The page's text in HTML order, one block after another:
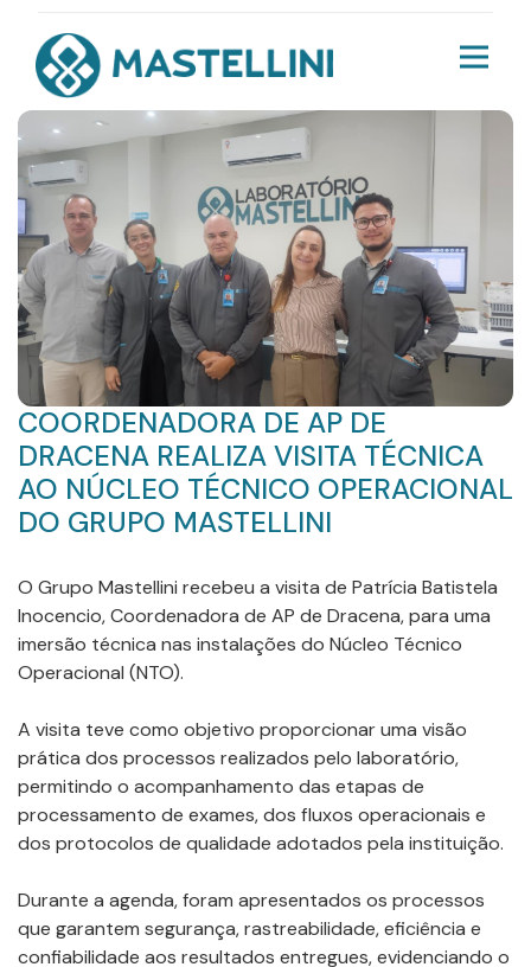
COORDENADORA DE AP DE
DRACENA REALIZA VISITA TÉCNICA
AO NÚCLEO TÉCNICO OPERACIONAL
DO GRUPO MASTELLINI
O Grupo Mastellini recebeu a visita de Patrícia Batistela
Inocencio, Coordenadora de AP de Dracena, para uma
imersão técnica nas instalações do Núcleo Técnico
Operacional (NTO).
A visita teve como objetivo proporcionar uma visão
prática dos processos realizados pelo laboratório,
permitindo o acompanhamento das etapas de
processamento de exames, dos fluxos operacionais e
dos protocolos de qualidade adotados pela instituição.
Durante a agenda, foram apresentados os processos
que garantem segurança, rastreabilidade, eficiência e
confiabilidade aos resultados entregues, evidenciando o